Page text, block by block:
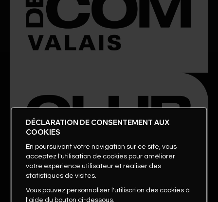
DÉCLARATION DE CONSENTEMENT AUX
COOKIES
En poursuivant votre navigation sur ce site, vous
acceptez l'utilisation de cookies pour améliorer
votre expérience utilisateur et réaliser des
statistiques de visites.
Vous pouvez personnaliser l'utilisation des cookies à
l'aide du bouton ci-dessous.